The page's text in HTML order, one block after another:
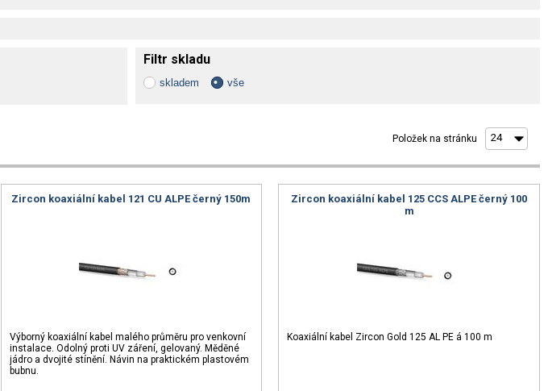
Filtr skladu
skladem vše
Položek na stránku
Zircon koaxiální kabel 121 CU ALPE černý 150m
Výborný koaxiální kabel malého průměru pro venkovní
instalace. Odolný proti UV záření, gelovaný. Měděné
jádro a dvojité stínění. Návin na praktickém plastovém
bubnu.
Zircon koaxiální kabel 125 CCS ALPE černý 100
m
Koaxiální kabel Zircon Gold 125 AL PE á 100 m